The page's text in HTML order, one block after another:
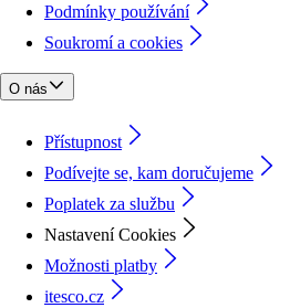
Podmínky používání
Soukromí a cookies
O nás
Přístupnost
Podívejte se, kam doručujeme
Poplatek za službu
Nastavení Cookies
Možnosti platby
itesco.cz